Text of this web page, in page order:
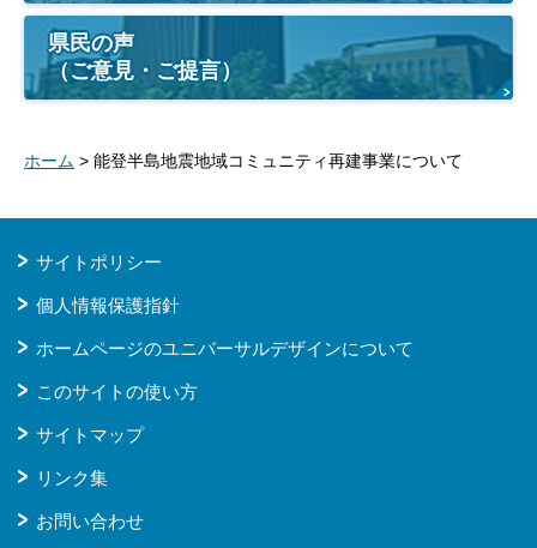
県民の声
（ご意見・ご提言）
ホーム > 能登半島地震地域コミュニティ再建事業について
サイトポリシー
個人情報保護指針
ホームページのユニバーサルデザインについて
このサイトの使い方
サイトマップ
リンク集
お問い合わせ